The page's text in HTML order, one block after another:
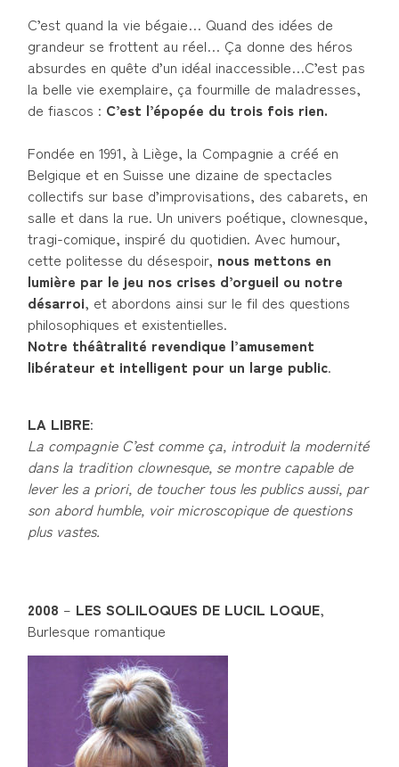
C’est quand la vie bégaie… Quand des idées de
grandeur se frottent au réel… Ça donne des héros
absurdes en quête d’un idéal inaccessible…C’est pas
la belle vie exemplaire, ça fourmille de maladresses,
de fiascos : C’est l’épopée du trois fois rien.
Fondée en 1991, à Liège, la Compagnie a créé en
Belgique et en Suisse une dizaine de spectacles
collectifs sur base d’improvisations, des cabarets, en
salle et dans la rue. Un univers poétique, clownesque,
tragi-comique, inspiré du quotidien. Avec humour,
cette politesse du désespoir, nous mettons en
lumière par le jeu nos crises d’orgueil ou notre
désarroi, et abordons ainsi sur le fil des questions
philosophiques et existentielles.
Notre théâtralité revendique l’amusement
libérateur et intelligent pour un large public.
LA LIBRE:
La compagnie C’est comme ça, introduit la modernité
dans la tradition clownesque, se montre capable de
lever les a priori, de toucher tous les publics aussi, par
son abord humble, voir microscopique de questions
plus vastes.
2008 – LES SOLILOQUES DE LUCIL LOQUE,
Burlesque romantique